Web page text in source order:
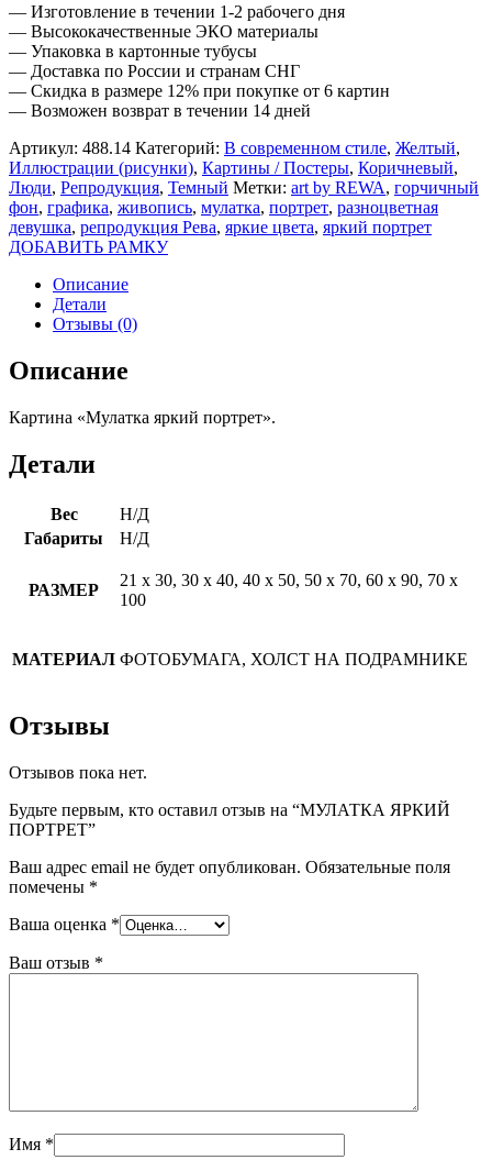
— Изготовление в течении 1-2 рабочего дня
— Высококачественные ЭКО материалы
— Упаковка в картонные тубусы
— Доставка по России и странам СНГ
— Скидка в размере 12% при покупке от 6 картин
— Возможен возврат в течении 14 дней
Артикул: 488.14 Категорий: В современном стиле, Желтый,
Иллюстрации (рисунки), Картины / Постеры, Коричневый,
Люди, Репродукция, Темный Метки: art by REWA, горчичный
фон, графика, живопись, мулатка, портрет, разноцветная
девушка, репродукция Рева, яркие цвета, яркий портрет
ДОБАВИТЬ РАМКУ
Описание
Детали
Отзывы (0)
Описание
Картина «Мулатка яркий портрет».
Детали
Вес
Н/Д
Габариты
Н/Д
РАЗМЕР
21 х 30, 30 х 40, 40 х 50, 50 х 70, 60 х 90, 70 х
100
МАТЕРИАЛ ФОТОБУМАГА, ХОЛСТ НА ПОДРАМНИКЕ
Отзывы
Отзывов пока нет.
Будьте первым, кто оставил отзыв на “МУЛАТКА ЯРКИЙ
ПОРТРЕТ”
Ваш адрес email не будет опубликован. Обязательные поля
помечены *
Ваша оценка *
Ваш отзыв *
Имя *